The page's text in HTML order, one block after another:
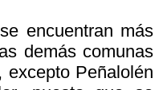
encuentran más
demás comunas
excepto Peñalolén